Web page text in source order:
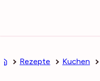
Rezepte Kuchen